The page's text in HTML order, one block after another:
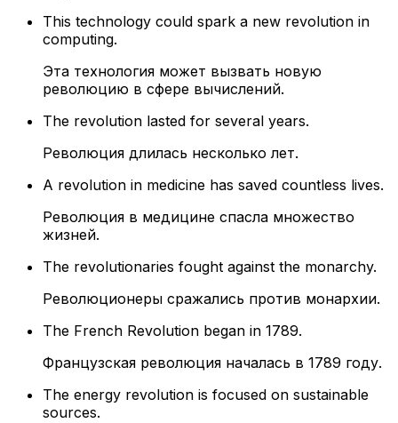
This technology could spark a new revolution in
computing.
Эта технология может вызвать новую
революцию в сфере вычислений.
The revolution lasted for several years.
Революция длилась несколько лет.
A revolution in medicine has saved countless lives.
Революция в медицине спасла множество
жизней.
The revolutionaries fought against the monarchy.
Революционеры сражались против монархии.
The French Revolution began in 1789.
Французская революция началась в 1789 году.
The energy revolution is focused on sustainable
sources.